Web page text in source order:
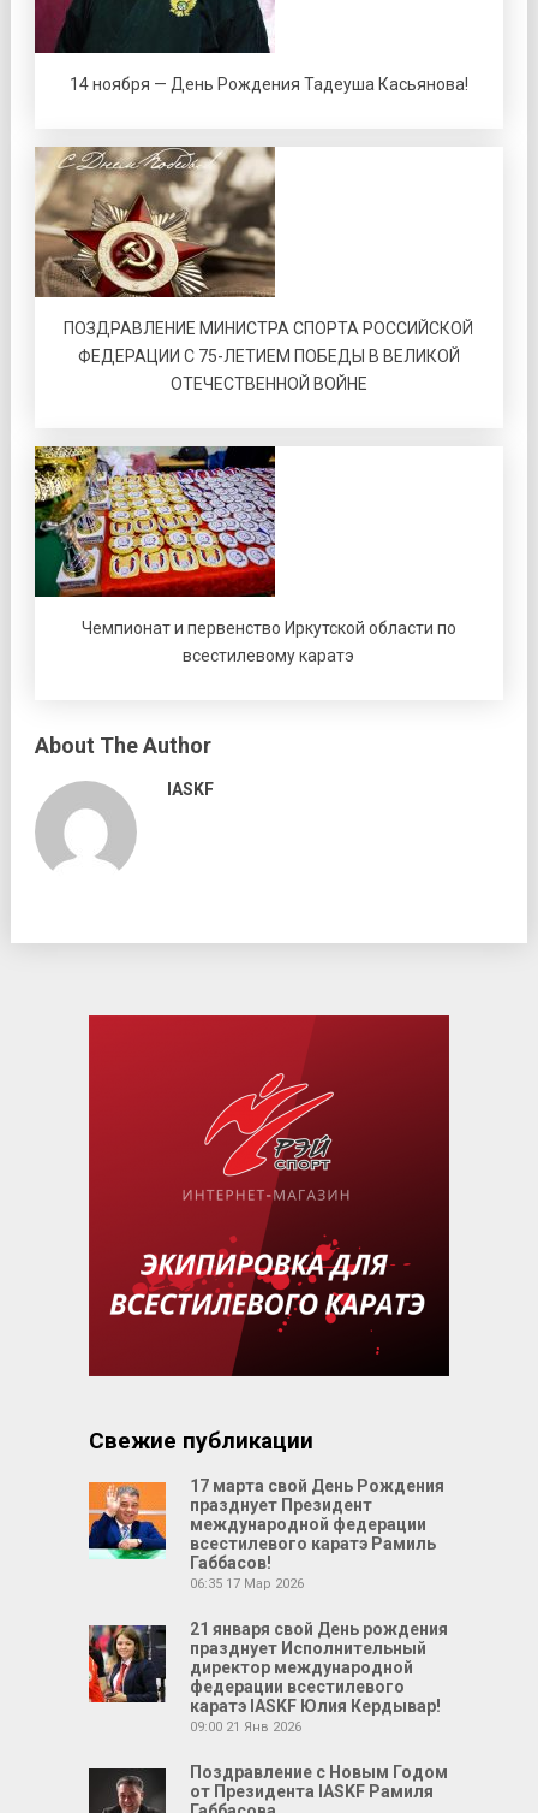
14 ноября — День Рождения Тадеуша Касьянова!
ПОЗДРАВЛЕНИЕ МИНИСТРА СПОРТА РОССИЙСКОЙ
ФЕДЕРАЦИИ С 75-ЛЕТИЕМ ПОБЕДЫ В ВЕЛИКОЙ
ОТЕЧЕСТВЕННОЙ ВОЙНЕ
Чемпионат и первенство Иркутской области по
всестилевому каратэ
About The Author
IASKF
Свежие публикации
17 марта свой День Рождения
празднует Президент
международной федерации
всестилевого каратэ Рамиль
Габбасов!
06:35 17 Мар 2026
21 января свой День рождения
празднует Исполнительный
директор международной
федерации всестилевого
каратэ IASKF Юлия Кердывар!
09:00 21 Янв 2026
Поздравление с Новым Годом
от Президента IASKF Рамиля